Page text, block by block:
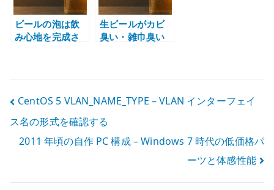
ビールの泡は飲
み心地を完成さ
生ビールがカビ
臭い・雑巾臭い
投
稿
ナ
ビ
CentOS 5 VLAN_NAME_TYPE – VLAN インターフェイ
ス名の形式を確認する
2011 年頃の自作 PC 構成 – Windows 7 時代の低価格パ
ーツと体感性能